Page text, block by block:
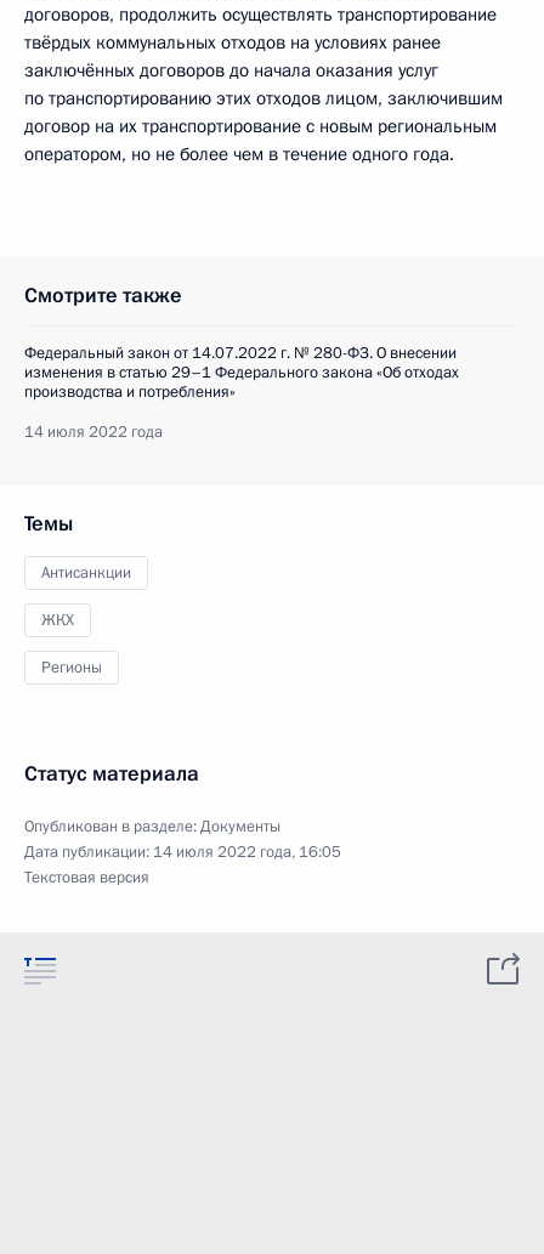
договоров, продолжить осуществлять транспортирование
твёрдых коммунальных отходов на условиях ранее
заключённых договоров до начала оказания услуг
по транспортированию этих отходов лицом, заключившим
договор на их транспортирование с новым региональным
оператором, но не более чем в течение одного года.
Смотрите также
Федеральный закон от 14.07.2022 г. № 280-ФЗ. О внесении
изменения в статью 29–1 Федерального закона «Об отходах
производства и потребления»
14 июля 2022 года
Темы
Антисанкции
ЖКХ
Регионы
Статус материала
Опубликован в разделе:Документы
Дата публикации: 14 июля 2022 года, 16:05
Текстовая версия